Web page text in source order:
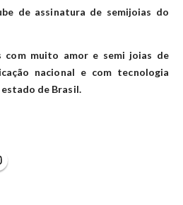
de assinatura de semijoias do
com muito amor e semi joias de
nacional e com tecnologia
de Brasil.